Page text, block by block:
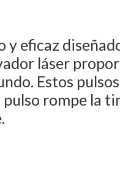
y eficaz
láser
Estos
rompe la